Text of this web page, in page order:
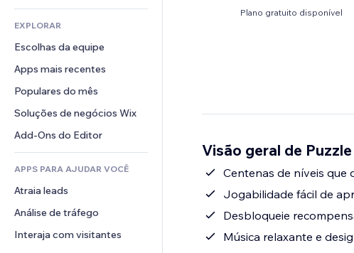
Listas do site
Email
Contabilidade
Cupons e fidelidade
Soluções de armazenamento
Imobiliária
Meus agendamentos
Podcasts
Fotografia
Vídeo
PDF
Compartilhamento de arquivos
Notícias
Privacidade e segurança
Relógio
Templates de página
Efeitos de imagem
Botões e menus
Banners e selos
Calculadoras
Busca
Previsão do tempo
Tabelas e gráficos
Formulários
Enquetes
Chat
Comentários
Telefone
Comunidade
Avaliações e depoimentos
CRM
EXPLORAR
Escolhas da equipe
Apps mais recentes
Populares do mês
Soluções de negócios Wix
Add-Ons do Editor
APPS PARA AJUDAR VOCÊ
Atraia leads
Análise de tráfego
Interaja com visitantes
Plano gratuito disponível
Visão geral de Puzzle
Centenas de níveis que
Jogabilidade fácil de
Desbloqueie
Música relaxante e